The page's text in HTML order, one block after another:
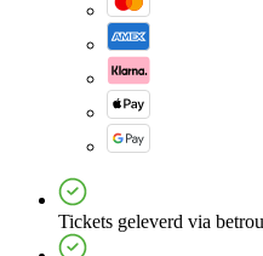
Tickets geleverd via